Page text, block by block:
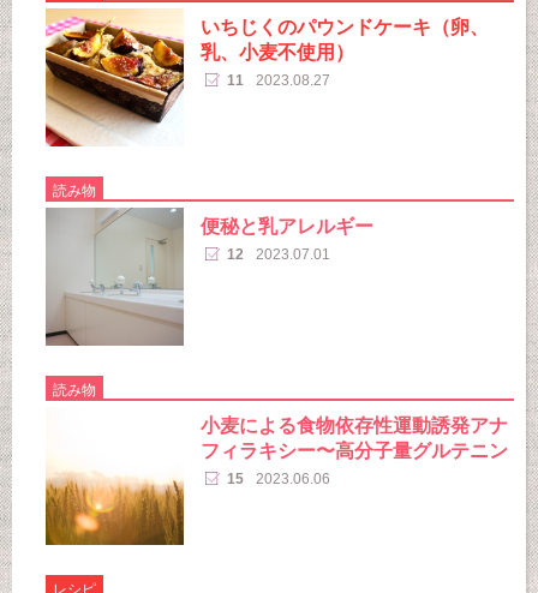
いちじくのパウンドケーキ（卵、
乳、小麦不使用）
11 2023.08.27
読み物
便秘と乳アレルギー
12 2023.07.01
読み物
小麦による食物依存性運動誘発アナ
フィラキシー〜高分子量グルテニン
15 2023.06.06
レシピ